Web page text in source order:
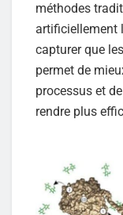
méthodes
artificiellement
capturer que
permet de
processus et
rendre plus